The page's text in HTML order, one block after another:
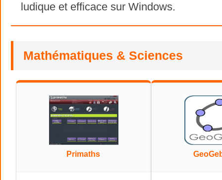
ludique et efficace sur Windows.
Mathématiques & Sciences
Primaths